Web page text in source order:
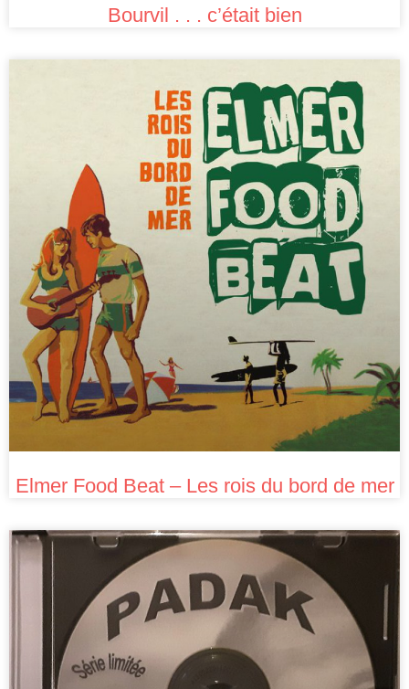
Bourvil . . . c’était bien
Elmer Food Beat – Les rois du bord de mer